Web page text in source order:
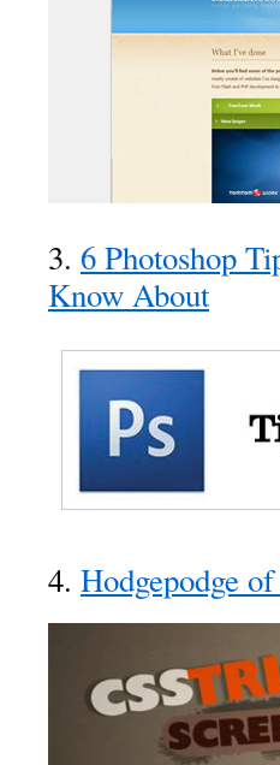
3. 6 Photoshop
Know About
4. Hodgepodge